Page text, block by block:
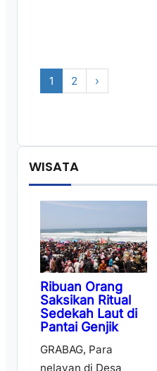
1 2 ›
WISATA
Ribuan Orang
Saksikan Ritual
Sedekah Laut di
Pantai Genjik
GRABAG, Para
nelayan di Desa